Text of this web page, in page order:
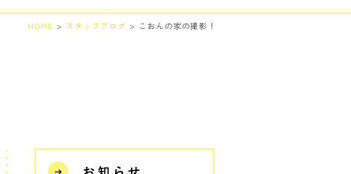
HOME > スタッフブログ > こおんの家の撮影！